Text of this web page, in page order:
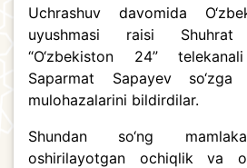
Uchrashuv davomida
uyushmasi raisi
“O‘zbekiston 24”
Saparmat Sapayev
mulohazalarini bildirdilar.
Shundan so‘ng
oshirilayotgan ochiqlik va